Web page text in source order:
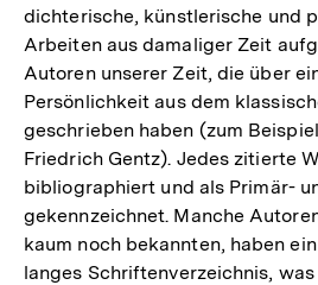
dichterische, künstlerische und
Arbeiten aus damaliger Zeit
Autoren unserer Zeit, die über
Persönlichkeit aus dem
geschrieben haben (zum
Friedrich Gentz). Jedes zitierte
bibliographiert und als Primär-
gekennzeichnet. Manche
kaum noch bekannten, haben
langes Schriftenverzeichnis,